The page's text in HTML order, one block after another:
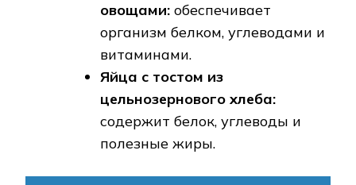
овощами: обеспечивает
организм белком, углеводами и
витаминами.
Яйца с тостом из
цельнозернового хлеба:
содержит белок, углеводы и
полезные жиры.